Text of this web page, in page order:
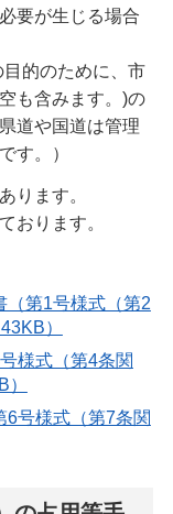
要が生じる場合
的のために、市
も含みます。)の
道や国道は管理
す。）
ります。
おります。
（第1号様式（第2
）
様式（第4条関
6号様式（第7条関